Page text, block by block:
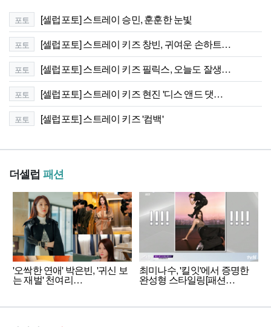
포토 [셀럽포토] 스트레이 승민, 훈훈한 눈빛
포토 [셀럽포토] 스트레이 키즈 창빈, 귀여운 손하트…
포토 [셀럽포토] 스트레이 키즈 필릭스, 오늘도 잘생…
포토 [셀럽포토] 스트레이 키즈 현진 '디스 앤드 댓…
포토 [셀럽포토] 스트레이 키즈 '컴백'
더셀럽 패션
'오싹한 연애' 박은빈, '귀신 보
는 재벌' 천여리…
최미나수, '킬잇'에서 증명한
완성형 스타일링[패션…